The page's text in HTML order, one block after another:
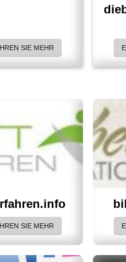
SIE MEHR
SIE MEHR